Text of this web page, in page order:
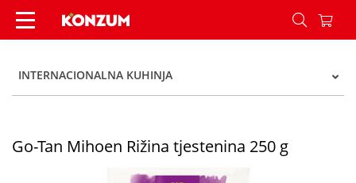
Go-Tan Mihoen Rižina tjestenina 250 g - Konzum
INTERNACIONALNA KUHINJA
Go-Tan Mihoen Rižina tjestenina 250 g